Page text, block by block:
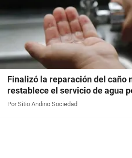
Finalizó la reparación del caño
restablece el servicio de agua
Por Sitio Andino Sociedad